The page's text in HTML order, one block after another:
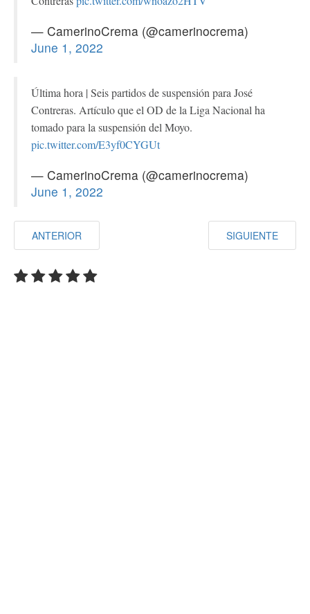
— CamerinoCrema (@camerinocrema)
June 1, 2022
Última hora | Seis partidos de suspensión para José
Contreras. Artículo que el OD de la Liga Nacional ha
tomado para la suspensión del Moyo.
pic.twitter.com/E3yf0CYGUt
— CamerinoCrema (@camerinocrema)
June 1, 2022
ANTERIOR SIGUIENTE